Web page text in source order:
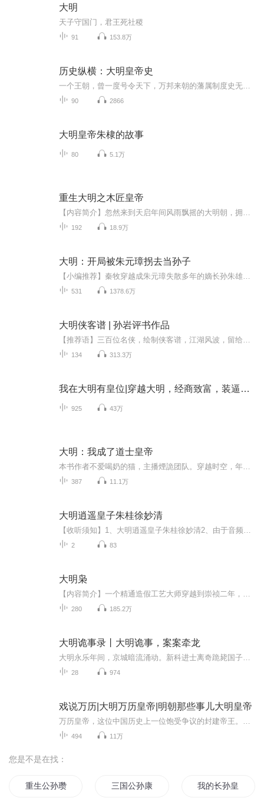
大明
天子守国门，君王死社稷
91 153.8万
历史纵横：大明皇帝史
90 2866
大明皇帝朱棣的故事
80 5.1万
重生大明之木匠皇帝
192 18.9万
大明：开局被朱元璋拐去当孙子
531 1378.6万
大明侠客谱 | 孙岩评书作品
134 313.3万
我在大明有皇位|穿越大明，经商致富，装逼打脸
925 43万
大明：我成了道士皇帝
387 11.1万
大明逍遥皇子朱桂徐妙清
2 83
大明枭
280 185.2万
大明诡事录丨大明诡事，案案牵龙
28 974
戏说万历|大明万历皇帝|明朝那些事儿大明皇帝
494 11万
您是不是在找：
重生公孙瓒 三国公孙康 我的长孙皇后